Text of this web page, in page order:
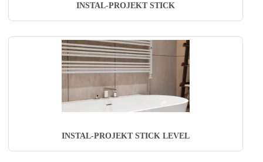
INSTAL-PROJEKT STICK
INSTAL-PROJEKT STICK LEVEL